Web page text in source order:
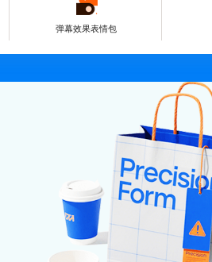
弹幕效果表情包